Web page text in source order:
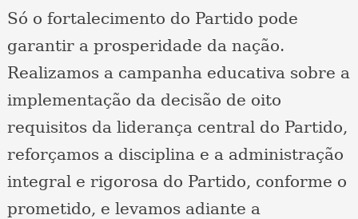
Só o fortalecimento do Partido pode
garantir a prosperidade da nação.
Realizamos a campanha educativa sobre a
implementação da decisão de oito
requisitos da liderança central do Partido,
reforçamos a disciplina e a administração
integral e rigorosa do Partido, conforme o
prometido, e levamos adiante a